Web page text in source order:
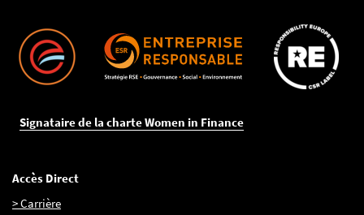
Signataire de la charte Women in Finance
Accès Direct
> Carrière